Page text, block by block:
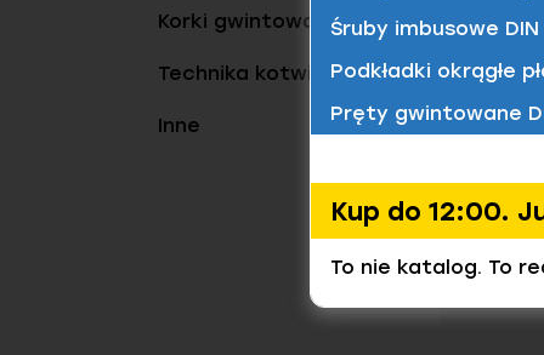
Korki gwintowane
Technika kotwienia
Inne
W Elgo
Nity i
Al/A2 -
AL /
Śruby imbusowe DIN
Podkładki okrągłe
Pręty gwintowane
Kup do 12:00.
To nie katalog. To